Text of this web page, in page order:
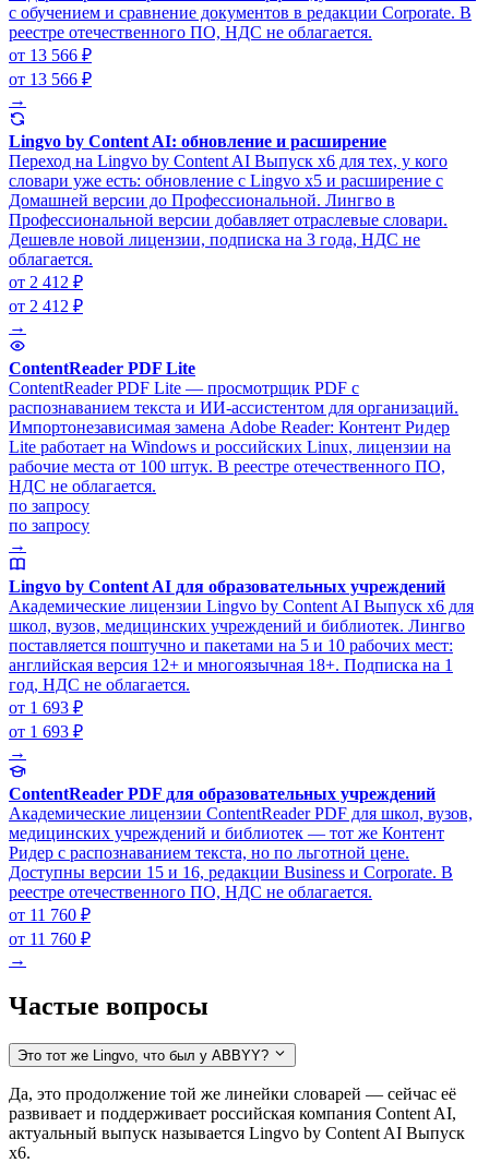
с обучением и сравнение документов в редакции Corporate. В
реестре отечественного ПО, НДС не облагается.
от 13 566 ₽
от 13 566 ₽
→
Lingvo by Content AI: обновление и расширение
Переход на Lingvo by Content AI Выпуск x6 для тех, у кого
словари уже есть: обновление с Lingvo x5 и расширение с
Домашней версии до Профессиональной. Лингво в
Профессиональной версии добавляет отраслевые словари.
Дешевле новой лицензии, подписка на 3 года, НДС не
облагается.
от 2 412 ₽
от 2 412 ₽
→
ContentReader PDF Lite
ContentReader PDF Lite — просмотрщик PDF с
распознаванием текста и ИИ-ассистентом для организаций.
Импортонезависимая замена Adobe Reader: Контент Ридер
Lite работает на Windows и российских Linux, лицензии на
рабочие места от 100 штук. В реестре отечественного ПО,
НДС не облагается.
по запросу
по запросу
→
Lingvo by Content AI для образовательных учреждений
Академические лицензии Lingvo by Content AI Выпуск x6 для
школ, вузов, медицинских учреждений и библиотек. Лингво
поставляется поштучно и пакетами на 5 и 10 рабочих мест:
английская версия 12+ и многоязычная 18+. Подписка на 1
год, НДС не облагается.
от 1 693 ₽
от 1 693 ₽
→
ContentReader PDF для образовательных учреждений
Академические лицензии ContentReader PDF для школ, вузов,
медицинских учреждений и библиотек — тот же Контент
Ридер с распознаванием текста, но по льготной цене.
Доступны версии 15 и 16, редакции Business и Corporate. В
реестре отечественного ПО, НДС не облагается.
от 11 760 ₽
от 11 760 ₽
→
Частые вопросы
Это тот же Lingvo, что был у ABBYY?
Да, это продолжение той же линейки словарей — сейчас её
развивает и поддерживает российская компания Content AI,
актуальный выпуск называется Lingvo by Content AI Выпуск
x6.